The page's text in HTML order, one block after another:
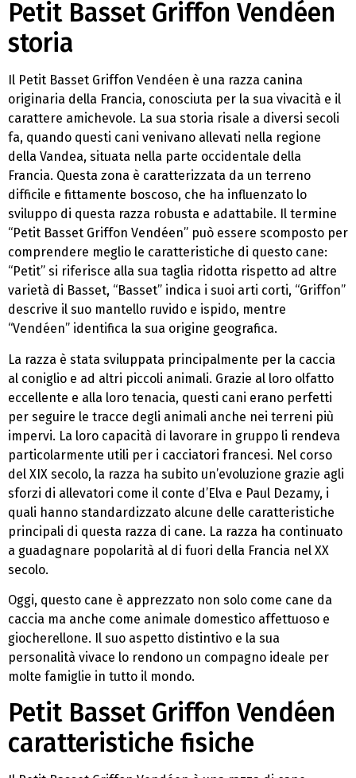
Petit Basset Griffon Vendéen
storia
Il Petit Basset Griffon Vendéen è una razza canina
originaria della Francia, conosciuta per la sua vivacità e il
carattere amichevole. La sua storia risale a diversi secoli
fa, quando questi cani venivano allevati nella regione
della Vandea, situata nella parte occidentale della
Francia. Questa zona è caratterizzata da un terreno
difficile e fittamente boscoso, che ha influenzato lo
sviluppo di questa razza robusta e adattabile. Il termine
“Petit Basset Griffon Vendéen” può essere scomposto per
comprendere meglio le caratteristiche di questo cane:
“Petit” si riferisce alla sua taglia ridotta rispetto ad altre
varietà di Basset, “Basset” indica i suoi arti corti, “Griffon”
descrive il suo mantello ruvido e ispido, mentre
“Vendéen” identifica la sua origine geografica.
La razza è stata sviluppata principalmente per la caccia
al coniglio e ad altri piccoli animali. Grazie al loro olfatto
eccellente e alla loro tenacia, questi cani erano perfetti
per seguire le tracce degli animali anche nei terreni più
impervi. La loro capacità di lavorare in gruppo li rendeva
particolarmente utili per i cacciatori francesi. Nel corso
del XIX secolo, la razza ha subito un’evoluzione grazie agli
sforzi di allevatori come il conte d’Elva e Paul Dezamy, i
quali hanno standardizzato alcune delle caratteristiche
principali di questa razza di cane. La razza ha continuato
a guadagnare popolarità al di fuori della Francia nel XX
secolo.
Oggi, questo cane è apprezzato non solo come cane da
caccia ma anche come animale domestico affettuoso e
giocherellone. Il suo aspetto distintivo e la sua
personalità vivace lo rendono un compagno ideale per
molte famiglie in tutto il mondo.
Petit Basset Griffon Vendéen
caratteristiche fisiche